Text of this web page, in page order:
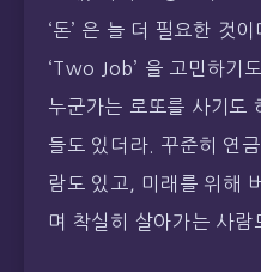
‘돈’ 은 늘 더 필요한 것
‘Two Job’ 을 고민하기
누군가는 로또를 사기도
들도 있더라. 꾸준히 연
람도 있고, 미래를 위해
며 착실히 살아가는 사람